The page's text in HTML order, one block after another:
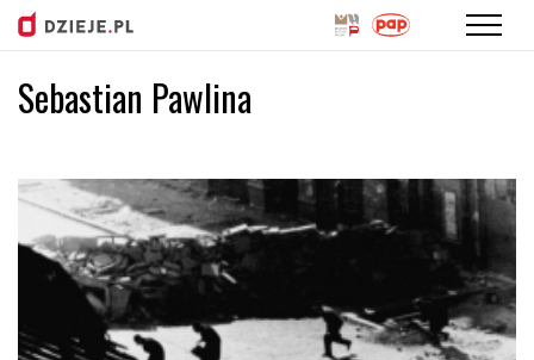
Sebastian Pawlina